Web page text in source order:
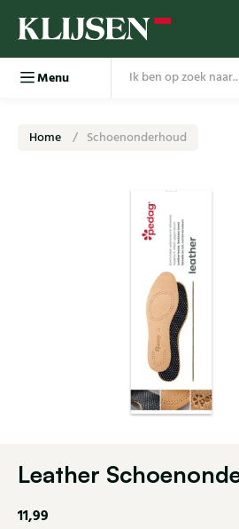
Menu
Home Schoenonderhoud
Leather
11,99